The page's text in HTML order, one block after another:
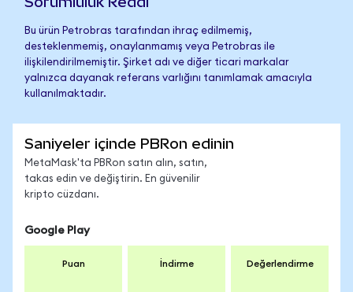
Bu ürün Petrobras tarafından ihraç edilmemiş,
desteklenmemiş, onaylanmamış veya Petrobras ile
ilişkilendirilmemiştir. Şirket adı ve diğer ticari markalar
yalnızca dayanak referans varlığını tanımlamak amacıyla
kullanılmaktadır.
Saniyeler içinde PBRon edinin
MetaMask'ta PBRon satın alın, satın,
takas edin ve değiştirin. En güvenilir
kripto cüzdanı.
Google Play
Puan İndirme Değerlendirme